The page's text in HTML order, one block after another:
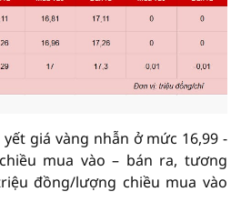
yết giá vàng nhẫn ở mức 16,99 -
mua vào – bán ra, tương
đồng/lượng chiều mua vào